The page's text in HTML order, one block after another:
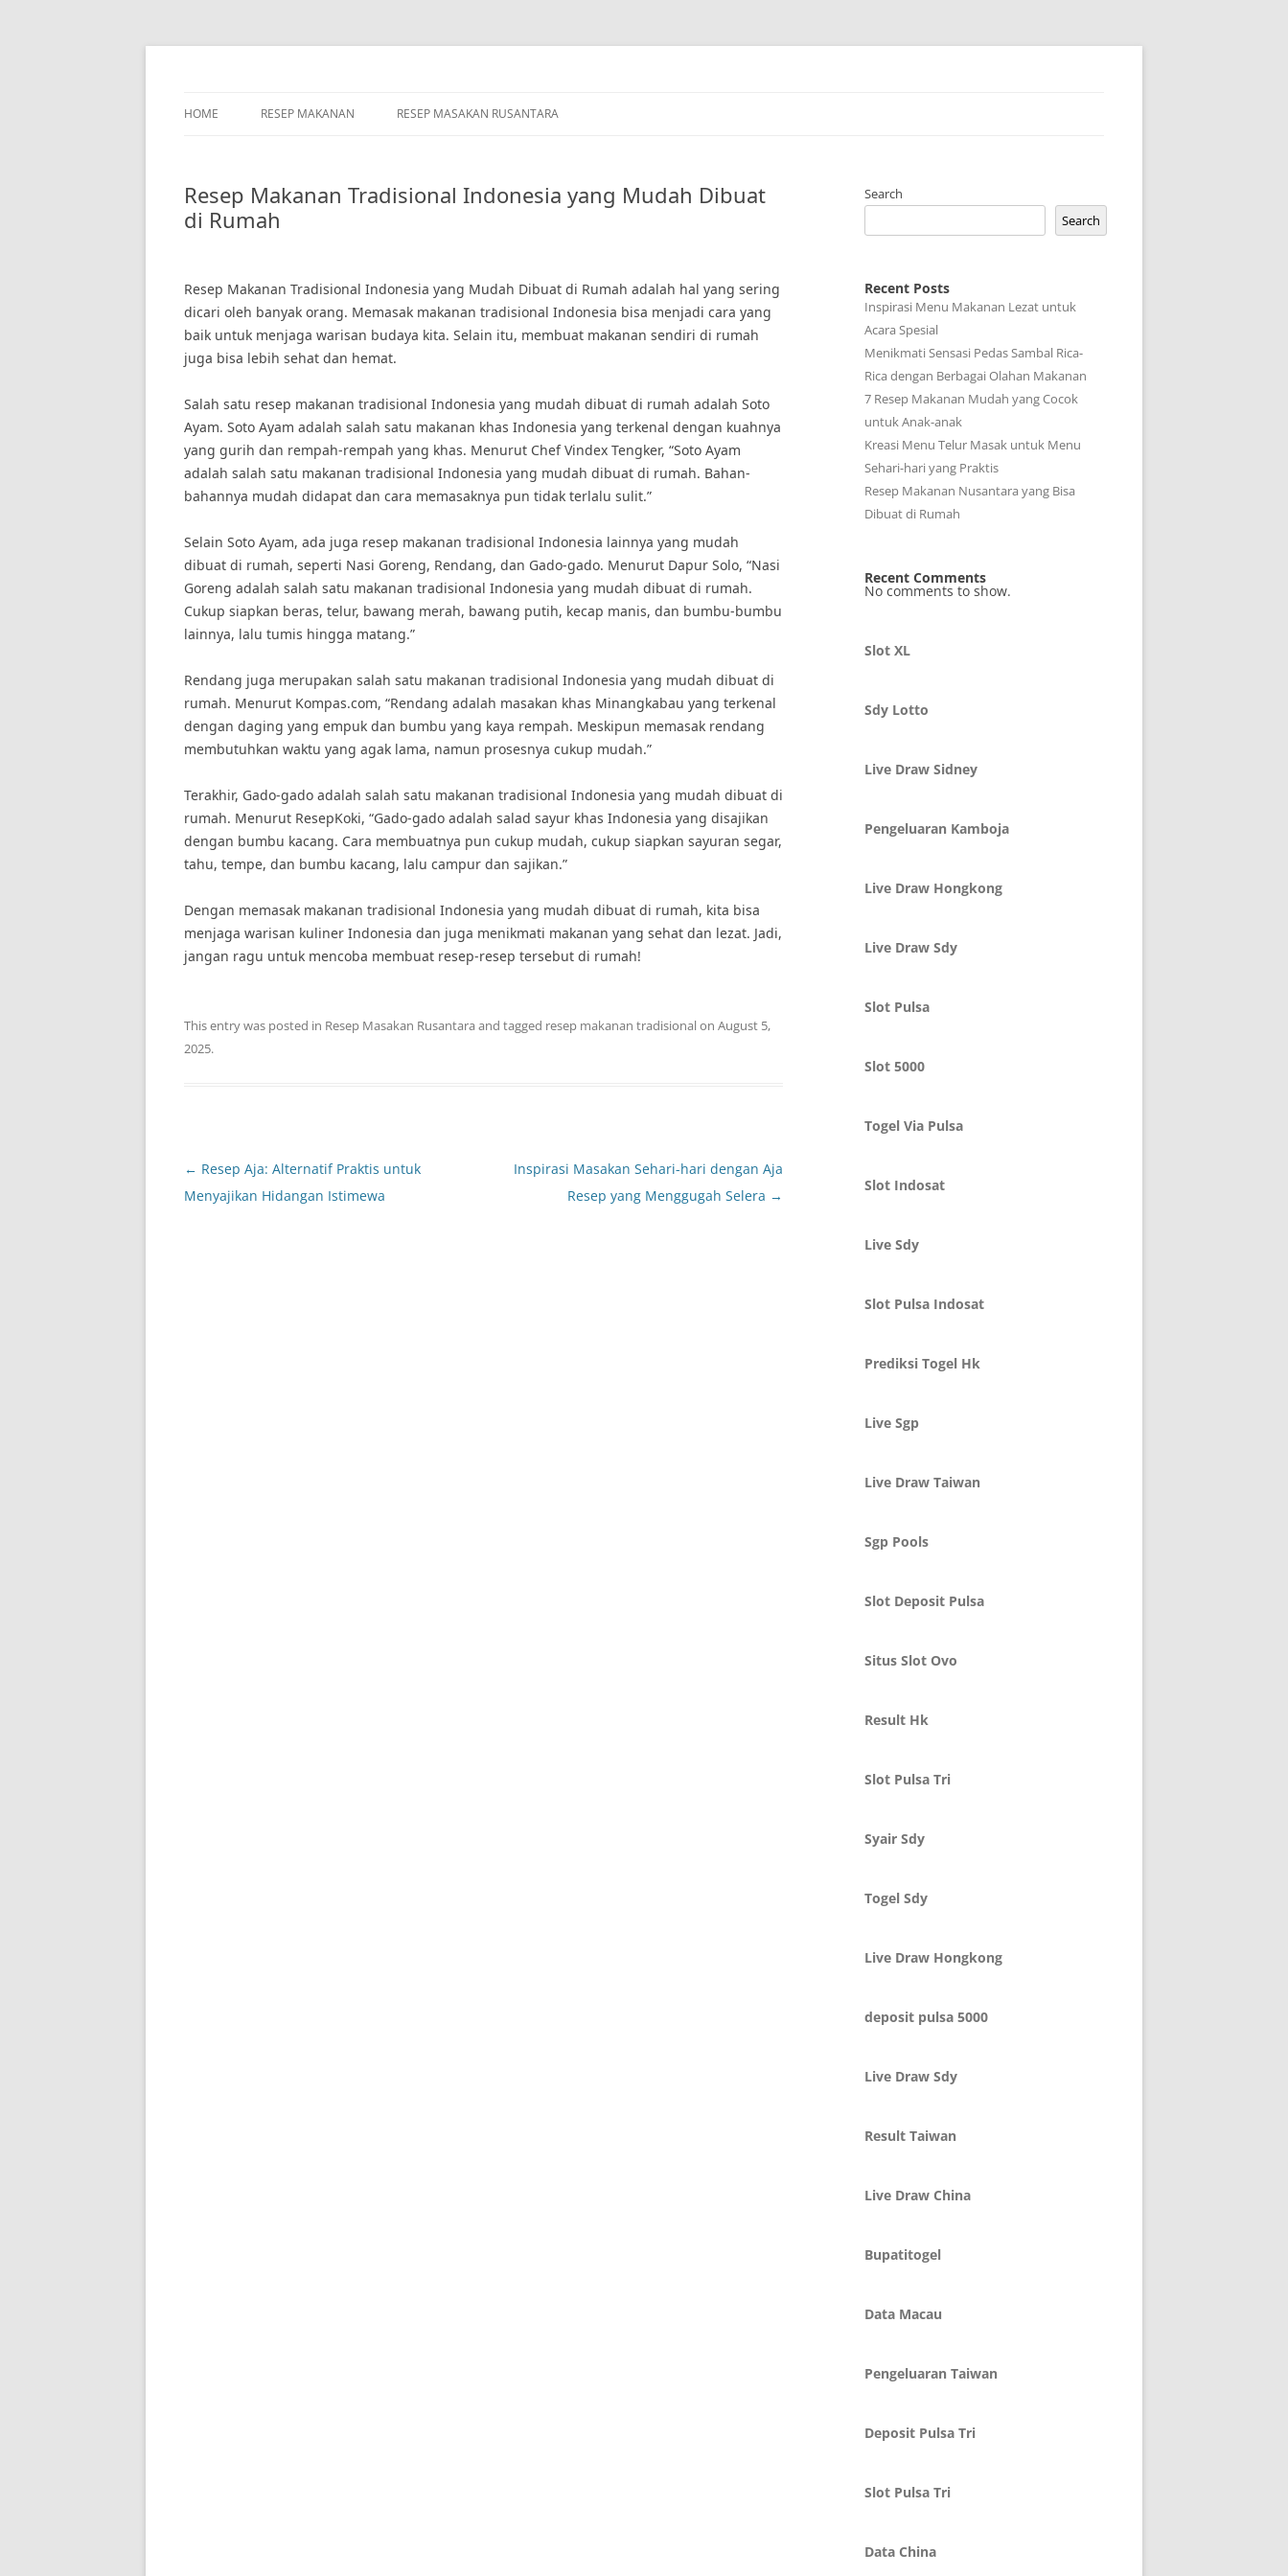
Skip
HOME RESEP MAKANAN RESEP MASAKAN RUSANTARA
Resep Makanan Tradisional Indonesia yang Mudah Dibuat
di Rumah
Resep Makanan Tradisional Indonesia yang Mudah Dibuat di Rumah adalah hal yang sering
dicari oleh banyak orang. Memasak makanan tradisional Indonesia bisa menjadi cara yang
baik untuk menjaga warisan budaya kita. Selain itu, membuat makanan sendiri di rumah
juga bisa lebih sehat dan hemat.
Salah satu resep makanan tradisional Indonesia yang mudah dibuat di rumah adalah Soto
Ayam. Soto Ayam adalah salah satu makanan khas Indonesia yang terkenal dengan kuahnya
yang gurih dan rempah-rempah yang khas. Menurut Chef Vindex Tengker, “Soto Ayam
adalah salah satu makanan tradisional Indonesia yang mudah dibuat di rumah. Bahan-
bahannya mudah didapat dan cara memasaknya pun tidak terlalu sulit.”
Selain Soto Ayam, ada juga resep makanan tradisional Indonesia lainnya yang mudah
dibuat di rumah, seperti Nasi Goreng, Rendang, dan Gado-gado. Menurut Dapur Solo, “Nasi
Goreng adalah salah satu makanan tradisional Indonesia yang mudah dibuat di rumah.
Cukup siapkan beras, telur, bawang merah, bawang putih, kecap manis, dan bumbu-bumbu
lainnya, lalu tumis hingga matang.”
Rendang juga merupakan salah satu makanan tradisional Indonesia yang mudah dibuat di
rumah. Menurut Kompas.com, “Rendang adalah masakan khas Minangkabau yang terkenal
dengan daging yang empuk dan bumbu yang kaya rempah. Meskipun memasak rendang
membutuhkan waktu yang agak lama, namun prosesnya cukup mudah.”
Terakhir, Gado-gado adalah salah satu makanan tradisional Indonesia yang mudah dibuat di
rumah. Menurut ResepKoki, “Gado-gado adalah salad sayur khas Indonesia yang disajikan
dengan bumbu kacang. Cara membuatnya pun cukup mudah, cukup siapkan sayuran segar,
tahu, tempe, dan bumbu kacang, lalu campur dan sajikan.”
Dengan memasak makanan tradisional Indonesia yang mudah dibuat di rumah, kita bisa
menjaga warisan kuliner Indonesia dan juga menikmati makanan yang sehat dan lezat. Jadi,
jangan ragu untuk mencoba membuat resep-resep tersebut di rumah!
This entry was posted in Resep Masakan Rusantara and tagged resep makanan tradisionalon August 5,
2025.
Post
navigation
← Resep Aja: Alternatif Praktis untuk
Menyajikan Hidangan Istimewa
Inspirasi Masakan Sehari-hari dengan Aja
Resep yang Menggugah Selera →
Search
Search
Recent Posts
Inspirasi Menu Makanan Lezat untuk
Acara Spesial
Menikmati Sensasi Pedas Sambal Rica-
Rica dengan Berbagai Olahan Makanan
7 Resep Makanan Mudah yang Cocok
untuk Anak-anak
Kreasi Menu Telur Masak untuk Menu
Sehari-hari yang Praktis
Resep Makanan Nusantara yang Bisa
Dibuat di Rumah
Recent Comments
No comments to show.
Slot XL
Sdy Lotto
Live Draw Sidney
Pengeluaran Kamboja
Live Draw Hongkong
Live Draw Sdy
Slot Pulsa
Slot 5000
Togel Via Pulsa
Slot Indosat
Live Sdy
Slot Pulsa Indosat
Prediksi Togel Hk
Live Sgp
Live Draw Taiwan
Sgp Pools
Slot Deposit Pulsa
Situs Slot Ovo
Result Hk
Slot Pulsa Tri
Syair Sdy
Togel Sdy
Live Draw Hongkong
deposit pulsa 5000
Live Draw Sdy
Result Taiwan
Live Draw China
Bupatitogel
Data Macau
Pengeluaran Taiwan
Deposit Pulsa Tri
Slot Pulsa Tri
Data China